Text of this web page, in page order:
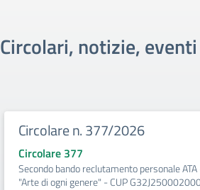
Circolari, notizie,
Circolare n. 377/2026
Circolare 377
Secondo bando reclutamento personale
"Arte di ogni genere" - CUP